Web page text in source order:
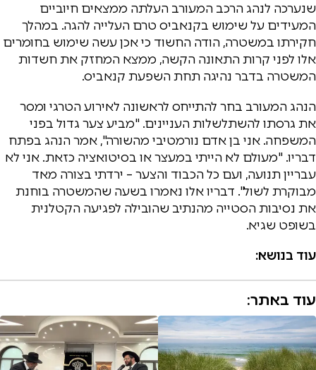
שנערכה לנהג הרכב המעורב העלתה ממצאים חיוביים
המעידים על שימוש בקנאביס טרם העלייה להגה. במהלך
חקירתו במשטרה, הודה החשוד כי אכן עשה שימוש בחומרים
אלו לפני קרות התאונה הקשה, ממצא המחזק את חשדות
המשטרה בדבר נהיגה תחת השפעת קנאביס.
הנהג המעורב בחר להתייחס לראשונה לאירוע הטרגי ומסר
את גרסתו להשתלשלות העניינים. "מביע צער גדול בפני
המשפחה. אני בן אדם נורמטיבי מהשורה", אמר הנהג בפתח
דבריו. "מעולם לא הייתי במעצר או בסיטואציה כזאת. אני לא
עבריין תנועה, ועם כל הכבוד והצער – ירדתי בצורה מאד
מבוקרת לשול". דבריו אלו נאמרו בשעה שהמשטרה בוחנת
את נסיבות הסטייה מהנתיב שהובילה לפגיעה הקטלנית
בשופט שגיא.
עוד בנושא:
עוד באתר: